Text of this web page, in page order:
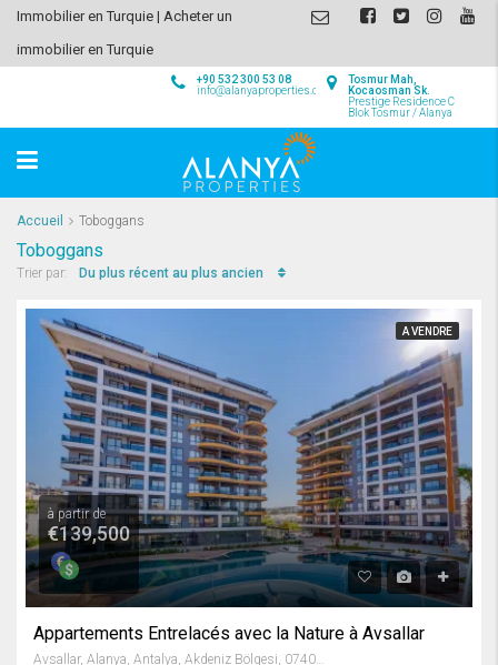
Immobilier en Turquie | Acheter un
immobilier en Turquie
Tosmur Mah,
Kocaosman Sk.
Prestige Residence C
Blok Tosmur / Alanya
+90 532 300 53 08
info@alanyaproperties.com
Accueil Toboggans
Toboggans
Trier par: Du plus récent au plus ancien
A VENDRE
à partir de
€139,500
Appartements Entrelacés avec la Nature à Avsallar
Avsallar, Alanya, Antalya, Akdeniz Bölgesi, 07407, Türkiye